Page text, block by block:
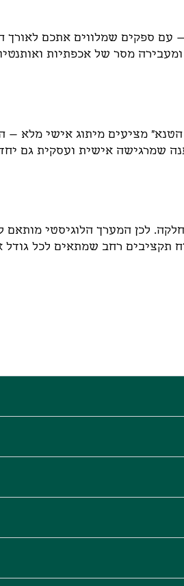
עם ספקים שמלווים אתכם
מסר של אכפתיות
מציעים מיתוג אישי מלא –
שמרגישה אישית ועסקית גם
לכן המערך הלוגיסטי מותאם
תקציבים רחב שמתאים לכל גודל